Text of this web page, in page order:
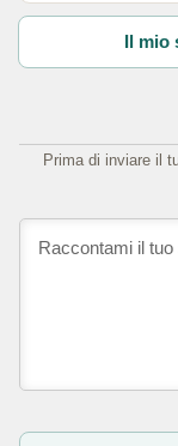
Il mio
Prima di inviare il